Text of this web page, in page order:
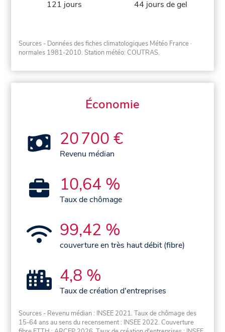
121 jours 44 jours de gel
Sources - Données des fiches climatologiques Météo France ·
normales 1981-2010. Station météo: COUTRAS.
Économie
20 700 €
Revenu médian
10,64 %
Taux de chômage
99,42 %
couverture en très haut débit (fibre)
4,8 %
Taux de création d'entreprises
Sources - Revenu médian : INSEE 2021. Taux de chômage des
15-64 ans au sens du recensement : INSEE 2022. Couverture